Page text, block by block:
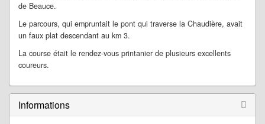
de Beauce.
Le parcours, qui empruntait le pont qui traverse la Chaudière, avait
un faux plat descendant au km 3.
La course était le rendez-vous printanier de plusieurs excellents
coureurs.
Informations